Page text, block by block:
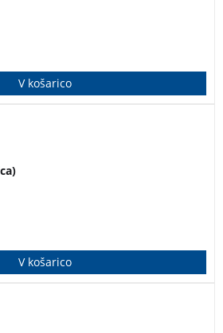
V košarico
V košarico